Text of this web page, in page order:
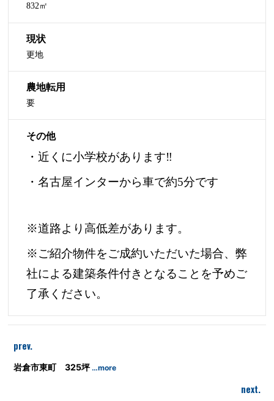
832㎡
現状
更地
農地転用
要
その他
・近くに小学校があります‼
・名古屋インターから車で約5分です
※道路より高低差があります。
※ご紹介物件をご成約いただいた場合、弊
社による建築条件付きとなることを予めご
了承ください。
prev.
岩倉市東町 325坪 …more
next.